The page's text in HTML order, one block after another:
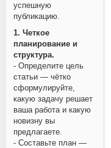
успешную
публикацию.
1. Четкое
планирование и
структура.
- Определите цель
статьи — чётко
сформулируйте,
какую задачу решает
ваша работа и какую
новизну вы
предлагаете.
- Составьте план —